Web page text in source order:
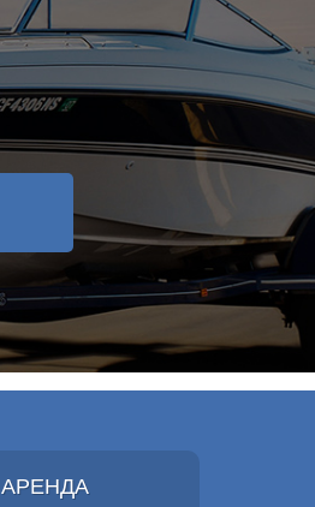
АРЕНДА